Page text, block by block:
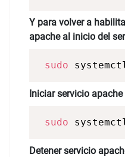
Y para volver a
apache al inicio del
sudo
Iniciar servicio apache
sudo
Detener servicio